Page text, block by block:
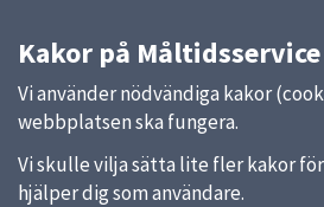
Kakor på Måltidsservice
Vi använder nödvändiga kakor
webbplatsen ska fungera.
Vi skulle vilja sätta lite fler kakor
hjälper dig som användare.